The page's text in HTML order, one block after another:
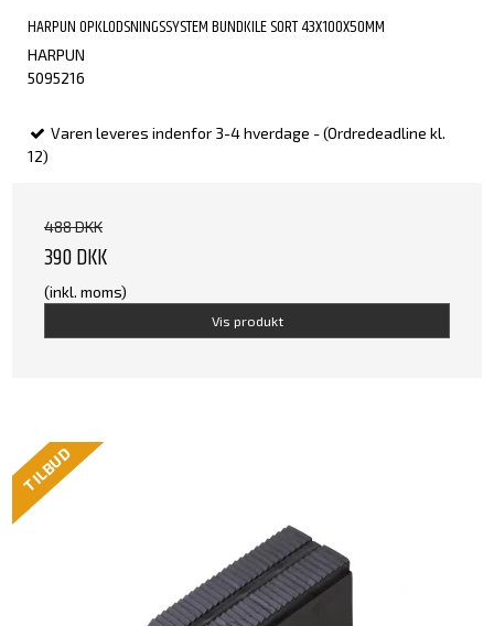
HARPUN OPKLODSNINGSSYSTEM BUNDKILE SORT 43X100X50MM
HARPUN
5095216
Varen leveres indenfor 3-4 hverdage - (Ordredeadline kl.
12)
488 DKK
390 DKK
(inkl. moms)
Vis produkt
TILBUD